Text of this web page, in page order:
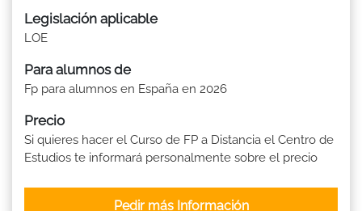
Legislación aplicable
LOE
Para alumnos de
Fp para alumnos en España en 2026
Precio
Si quieres hacer el Curso de FP a Distancia el Centro de
Estudios te informará personalmente sobre el precio
Pedir más Información